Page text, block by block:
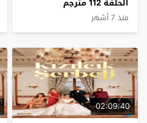
منذ 7 أشهر
02:09:40